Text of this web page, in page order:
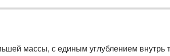
массы, с единым углублением внутрь